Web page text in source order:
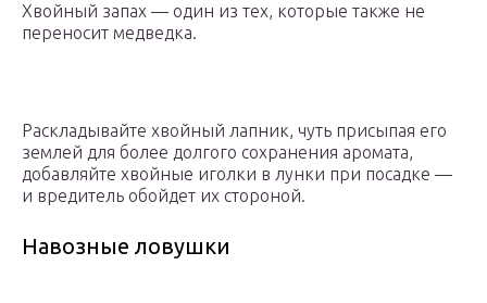
Хвойный запах — один из тех, которые также не
переносит медведка.
Раскладывайте хвойный лапник, чуть присыпая его
землей для более долгого сохранения аромата,
добавляйте хвойные иголки в лунки при посадке —
и вредитель обойдет их стороной.
Навозные ловушки